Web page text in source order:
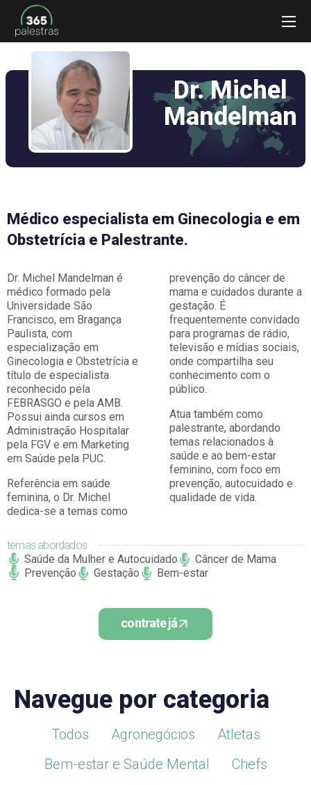
Dr. Michel
Mandelman
Médico especialista em Ginecologia e em
Obstetrícia e Palestrante.
Dr. Michel Mandelman é
médico formado pela
Universidade São
Francisco, em Bragança
Paulista, com
especialização em
Ginecologia e Obstetrícia e
título de especialista
reconhecido pela
FEBRASGO e pela AMB.
Possui ainda cursos em
Administração Hospitalar
pela FGV e em Marketing
em Saúde pela PUC.
Referência em saúde
feminina, o Dr. Michel
dedica-se a temas como
prevenção do câncer de
mama e cuidados durante a
gestação. É
frequentemente convidado
para programas de rádio,
televisão e mídias sociais,
onde compartilha seu
conhecimento com o
público.
Atua também como
palestrante, abordando
temas relacionados à
saúde e ao bem-estar
feminino, com foco em
prevenção, autocuidado e
qualidade de vida.
temas abordados
Saúde da Mulher e Autocuidado
Câncer de Mama
Prevenção
Gestação Bem-estar
contrate já
Navegue por categoria
Todos Agronegócios
Atletas
Bem-estar e Saúde Mental
Chefs